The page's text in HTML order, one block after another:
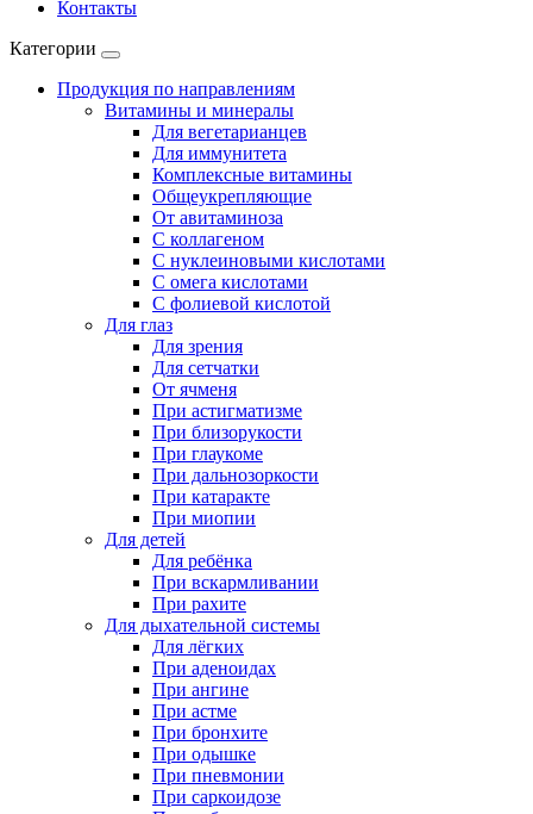
Контакты
Категории
Продукция по направлениям
Витамины и минералы
Для вегетарианцев
Для иммунитета
Комплексные витамины
Общеукрепляющие
От авитаминоза
С коллагеном
С нуклеиновыми кислотами
С омега кислотами
С фолиевой кислотой
Для глаз
Для зрения
Для сетчатки
От ячменя
При астигматизме
При близорукости
При глаукоме
При дальнозоркости
При катаракте
При миопии
Для детей
Для ребёнка
При вскармливании
При рахите
Для дыхательной системы
Для лёгких
При аденоидах
При ангине
При астме
При бронхите
При одышке
При пневмонии
При саркоидозе